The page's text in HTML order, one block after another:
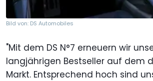
Bild von: DS Automobiles
"Mit dem DS N°7 erneuern wir
langjährigen Bestseller auf dem
Markt. Entsprechend hoch sind